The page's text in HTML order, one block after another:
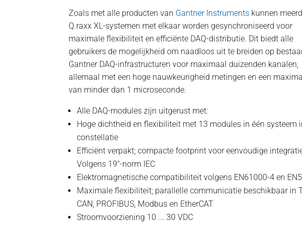
Zoals met alle producten van Gantner Instruments kunnen
Q.raxx XL-systemen met elkaar worden gesynchroniseerd voor
maximale flexibiliteit en efficiënte DAQ-distributie. Dit biedt alle
gebruikers de mogelijkheid om naadloos uit te breiden op
Gantner DAQ-infrastructuren voor maximaal duizenden kanalen,
allemaal met een hoge nauwkeurigheid metingen en een
van minder dan 1 microseconde.
Alle DAQ-modules zijn uitgerust met:
Hoge dichtheid en flexibiliteit met 13 modules in één systeem
constellatie
Efficiënt verpakt; compacte footprint voor eenvoudige
Volgens 19"-norm IEC
Elektromagnetische compatibiliteit volgens EN61000-4 en
Maximale flexibiliteit; parallelle communicatie beschikbaar in
CAN, PROFIBUS, Modbus en EtherCAT
Stroomvoorziening 10 ... 30 VDC